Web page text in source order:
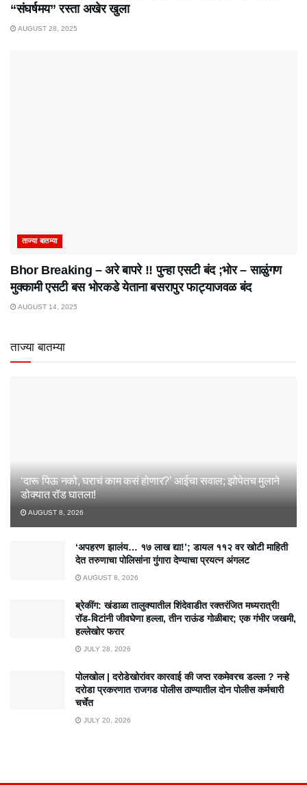
“संघर्षमय” रस्ता अखेर खुला
AUGUST 28, 2025
ताज्या बातम्या
Bhor Breaking – अरे बापरे‌ !! पुन्हा एसटी बंद ;भोर – साळुंगण
मुक्कामी एसटी बस भोरकडे येताना बसरापुर फाट्याजवळ बंद
AUGUST 14, 2025
ताज्या बातम्या
‘दारू पिऊ नको, घराचं काम कसं होणार?’ आईचा सवाल; झोपेतच मुलाने
डोक्यात रॉड घातला!
AUGUST 8, 2026
‘अपहरण झालंय… १७ लाख द्या!’; डायल ११२ वर खोटी माहिती
देत तरुणाचा पोलिसांना गुंगारा देण्याचा प्रयत्न अंगलट
AUGUST 8, 2026
ब्रेकींग: खंडाळा तालुक्यातील शिंदेवाडीत रक्तरंजित मध्यरात्री!
रॉड-विटांनी जीवघेणा हल्ला, तीन राऊंड गोळीबार; एक गंभीर जखमी,
हल्लेखोर फरार
JULY 28, 2026
पोलखोल | दरोडेखोरांवर कारवाई की जप्त रकमेवरच डल्ला ? नऱ्हे
दरोडा प्रकरणात राजगड पोलीस ठाण्यातील दोन पोलीस कर्मचारी
चर्चेत
JULY 20, 2026